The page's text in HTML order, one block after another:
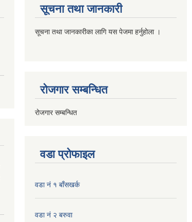
सूचना तथा जानकारी
सूचना तथा जानकारीका लागि यस पेजमा हर्नुहोला ।
रोजगार सम्बन्धित
रोजगार सम्बन्धित
वडा प्रोफाइल
वडा नं १ बाँसखर्क
वडा नं २ बरुवा